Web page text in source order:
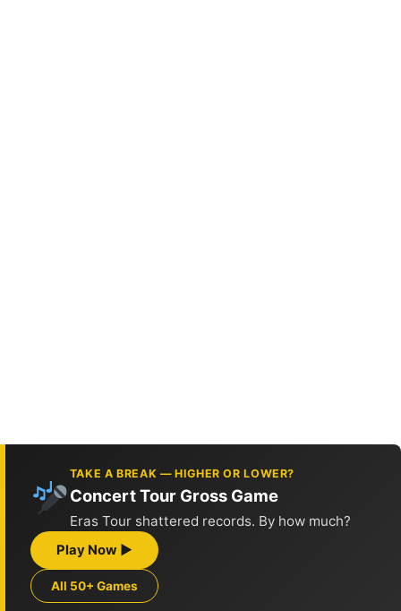
TAKE A BREAK — HIGHER OR LOWER?
Concert Tour Gross Game
Eras Tour shattered records. By how much?
Play Now ▶
All 50+ Games